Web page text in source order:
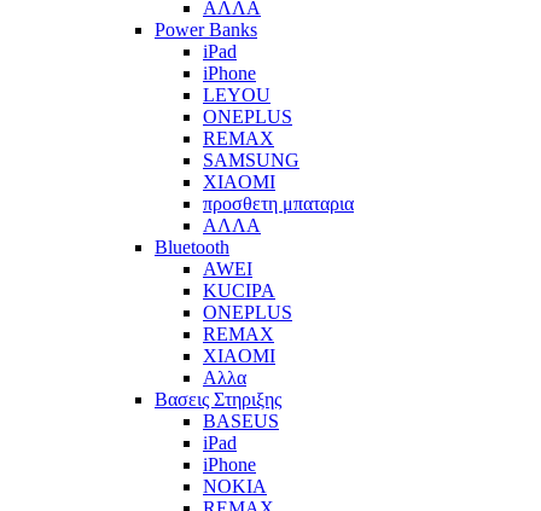
ΑΛΛΑ
Power Banks
iPad
iPhone
LEYOU
ONEPLUS
REMAX
SAMSUNG
XIAOMI
προσθετη μπαταρια
ΑΛΛΑ
Bluetooth
AWEI
KUCIPA
ONEPLUS
REMAX
XIAOMI
Αλλα
Βασεις Στηριξης
BASEUS
iPad
iPhone
NOKIA